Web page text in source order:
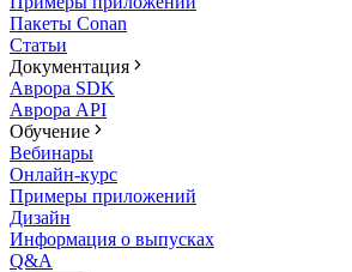
Пакеты Conan
Статьи
Документация
Аврора SDK
Аврора API
Обучение
Вебинары
Онлайн-курс
Примеры приложений
Дизайн
Информация о выпусках
Q&A